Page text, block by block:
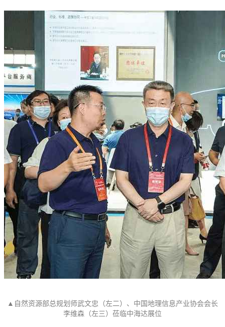
▲自然资源部总规划师武文忠（左二）、中国地理信息产业协会会长
李维森（左三）莅临中海达展位